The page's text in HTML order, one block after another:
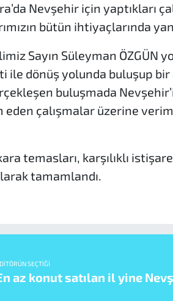
Nevşehir için yaptıkları
bütün ihtiyaçlarında
Sayın Süleyman ÖZGÜN
ile dönüş yolunda buluşup
buluşmada
çalışmalar üzerine
temasları, karşılıklı
tamamlandı.
SEÇTIĞI
az konut satılan il yine